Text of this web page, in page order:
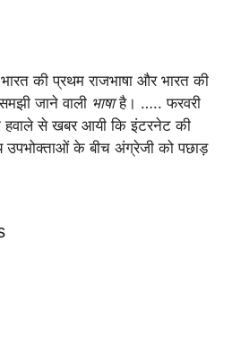
की प्रथम राजभाषा और भारत की
जाने वाली भाषाहै। ….. फरवरी
हवाले से खबर आयी कि इंटरनेट की
उपभोक्ताओं के बीच अंग्रेजी को पछाड़